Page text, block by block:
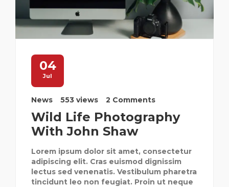
04
Jul
News 553 views 2 Comments
Wild Life Photography
With John Shaw
Lorem ipsum dolor sit amet, consectetur
adipiscing elit. Cras euismod dignissim
lectus sed venenatis. Vestibulum pharetra
tincidunt leo non feugiat. Proin ut neque